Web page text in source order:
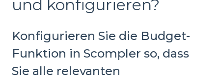
und konfigurieren?
Konfigurieren Sie die Budget-
Funktion in Scompler so, dass
Sie alle relevanten